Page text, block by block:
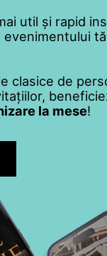
util și rapid
clasice de
la mese!